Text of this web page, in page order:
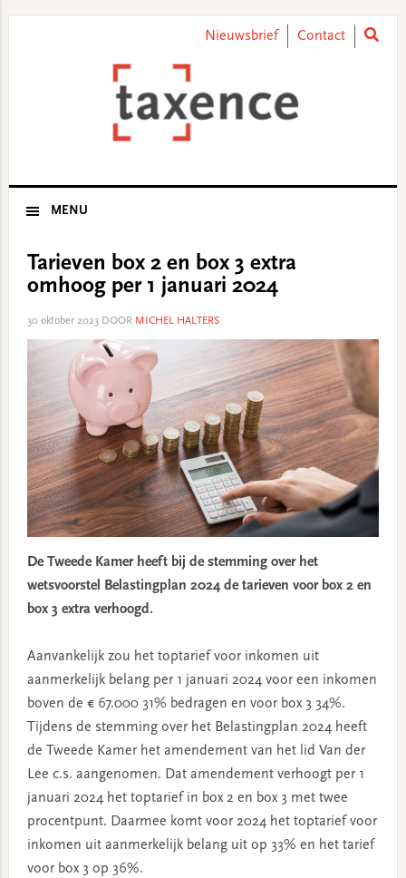
Nieuwsbrief Contact
MENU
Tarieven box 2 en box 3 extra
omhoog per 1 januari 2024
30 oktober 2023DOOR MICHEL HALTERS
De Tweede Kamer heeft bij de stemming over het
wetsvoorstel Belastingplan 2024 de tarieven voor box 2 en
box 3 extra verhoogd.
Aanvankelijk zou het toptarief voor inkomen uit
aanmerkelijk belang per 1 januari 2024 voor een inkomen
boven de € 67.000 31% bedragen en voor box 3 34%.
Tijdens de stemming over het Belastingplan 2024 heeft
de Tweede Kamer het amendement van het lid Van der
Lee c.s. aangenomen. Dat amendement verhoogt per 1
januari 2024 het toptarief in box 2 en box 3 met twee
procentpunt. Daarmee komt voor 2024 het toptarief voor
inkomen uit aanmerkelijk belang uit op 33% en het tarief
voor box 3 op 36%.